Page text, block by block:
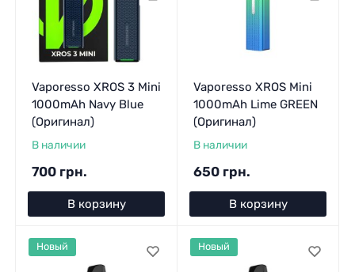
Vaporesso XROS 3 Mini
1000mAh Navy Blue
(Оригинал)
В наличии
700 грн.
В корзину
Vaporesso XROS Mini
1000mAh Lime GREEN
(Оригинал)
В наличии
650 грн.
В корзину
Новый Новый